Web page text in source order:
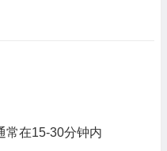
常在15-30分钟内